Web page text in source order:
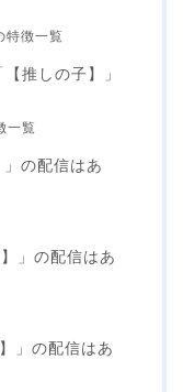
特徴一覧
推しの子】」
一覧
の配信はあ
」の配信はあ
」の配信はあ